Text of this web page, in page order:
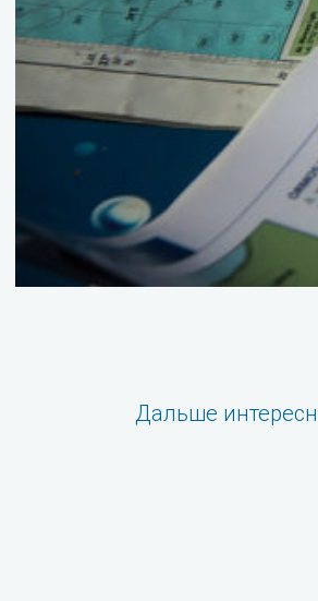
Дальше